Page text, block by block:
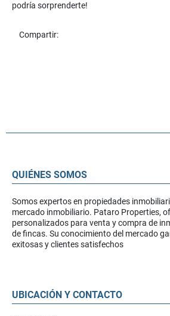
podría sorprenderte!
Compartir:
QUIÉNES SOMOS
Somos expertos en propiedades
mercado inmobiliario. Pataro Properties,
personalizados para venta y compra de
de fincas. Su conocimiento del mercado
exitosas y clientes satisfechos
UBICACIÓN Y CONTACTO